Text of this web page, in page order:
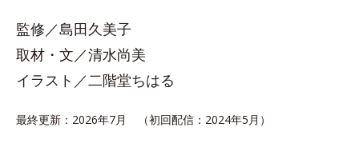
監修／島田久美子
取材・文／清水尚美
イラスト／二階堂ちはる
最終更新：2026年7月 （初回配信：2024年5月）